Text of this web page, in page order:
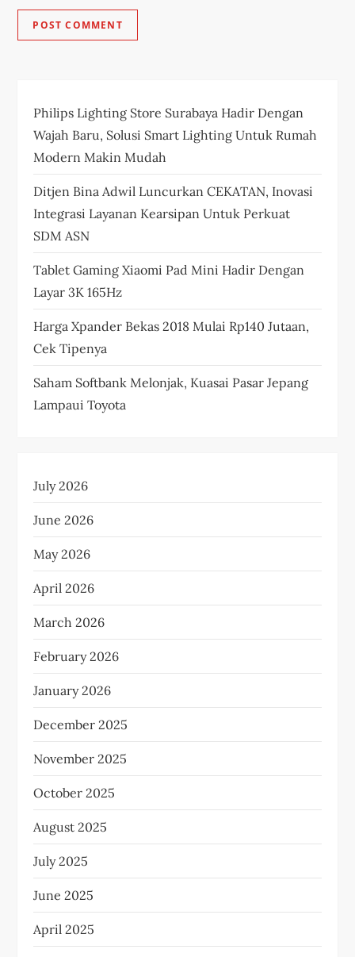
Philips Lighting Store Surabaya Hadir Dengan
Wajah Baru, Solusi Smart Lighting Untuk Rumah
Modern Makin Mudah
Ditjen Bina Adwil Luncurkan CEKATAN, Inovasi
Integrasi Layanan Kearsipan Untuk Perkuat
SDM ASN
Tablet Gaming Xiaomi Pad Mini Hadir Dengan
Layar 3K 165Hz
Harga Xpander Bekas 2018 Mulai Rp140 Jutaan,
Cek Tipenya
Saham Softbank Melonjak, Kuasai Pasar Jepang
Lampaui Toyota
July 2026
June 2026
May 2026
April 2026
March 2026
February 2026
January 2026
December 2025
November 2025
October 2025
August 2025
July 2025
June 2025
April 2025